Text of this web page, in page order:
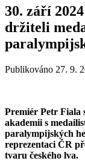
30. září
držiteli
Publikováno 27. 9.
Premiér Petr Fiala
akademii s
paralympijských
reprezentaci ČR
tvaru českého lva.